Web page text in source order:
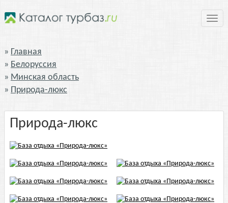
Главная
Белоруссия
Минская область
Природа-люкс
Природа-люкс